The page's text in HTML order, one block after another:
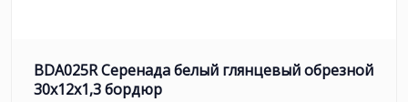
BDA025R Серенада белый глянцевый обрезной
30x12x1,3 бордюр